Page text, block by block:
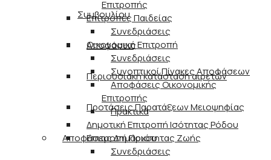
Συμβουλίου
Αποφάσεις
Περιουσιακή κατάσταση αιρετών
Προτάσεις Παρατάξεων Μειοψηφίας
Αποφάσεις Δημάρχου
Επιτροπής
Επιτροπές Παιδείας
Συνεδριάσεις
Οικονομική Επιτροπή
Συνεδριάσεις
Συνοπτικοί Πίνακες Αποφάσεων
Αποφάσεις Οικονομικής
Επιτροπής
Πρακτικά
Δημοτική Επιτροπή Ισότητας Ρόδου
Επιτροπή Ποιότητας Ζωής
Συνεδριάσεις